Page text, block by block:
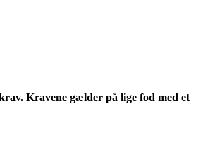
Kravene gælder på lige fod med et